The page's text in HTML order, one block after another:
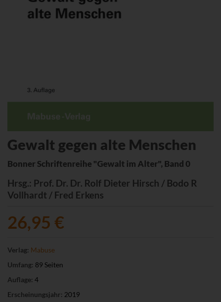
Gewalt gegen alte Menschen
Bonner Schriftenreihe "Gewalt im Alter", Band 0
Hrsg.: Prof. Dr. Dr. Rolf Dieter Hirsch / Bodo R
Vollhardt / Fred Erkens
26,95 €
Verlag: Mabuse
Umfang: 89 Seiten
Auflage: 4
Erscheinungsjahr: 2019